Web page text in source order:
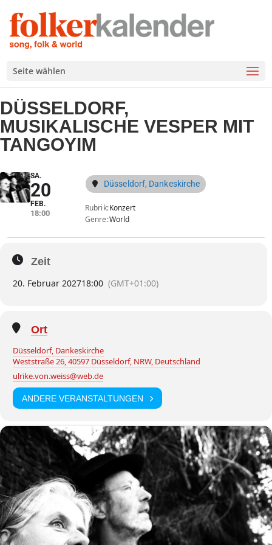
Seite wählen
DÜSSELDORF,
MUSIKALISCHE VESPER MIT
TANGOYIM
SA.
20
FEB.
18:00
Düsseldorf, Dankeskirche
Rubrik Konzert
Genre World
Zeit
20. Februar 202718:00 (GMT+01:00)
Ort
Düsseldorf, Dankeskirche
Weststraße 26, 40597 Düsseldorf, NRW, Deutschland
ulrike.von.weiss@web.de
ANDERE VERANSTALTUNGEN